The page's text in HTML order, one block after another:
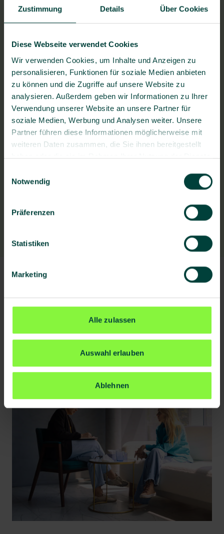
Zustimmung Details Über Cookies
Diese Webseite verwendet Cookies
Wir verwenden Cookies, um Inhalte und Anzeigen zu
personalisieren, Funktionen für soziale Medien anbieten
zu können und die Zugriffe auf unsere Website zu
analysieren. Außerdem geben wir Informationen zu Ihrer
Verwendung unserer Website an unsere Partner für
soziale Medien, Werbung und Analysen weiter. Unsere
Partner führen diese Informationen möglicherweise mit
weiteren Daten zusammen, die Sie ihnen bereitgestellt
haben oder die sie im Rahmen Ihrer Nutzung der Dienste
Notwendig
Präferenzen
Statistiken
Marketing
Alle zulassen
Auswahl erlauben
Ablehnen
BG prevent Gesundheitszentrum Dresden
Rankestraße 35, 01139 Dresden